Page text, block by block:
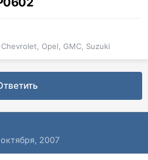
Opel, GMC, Suzuki
2007